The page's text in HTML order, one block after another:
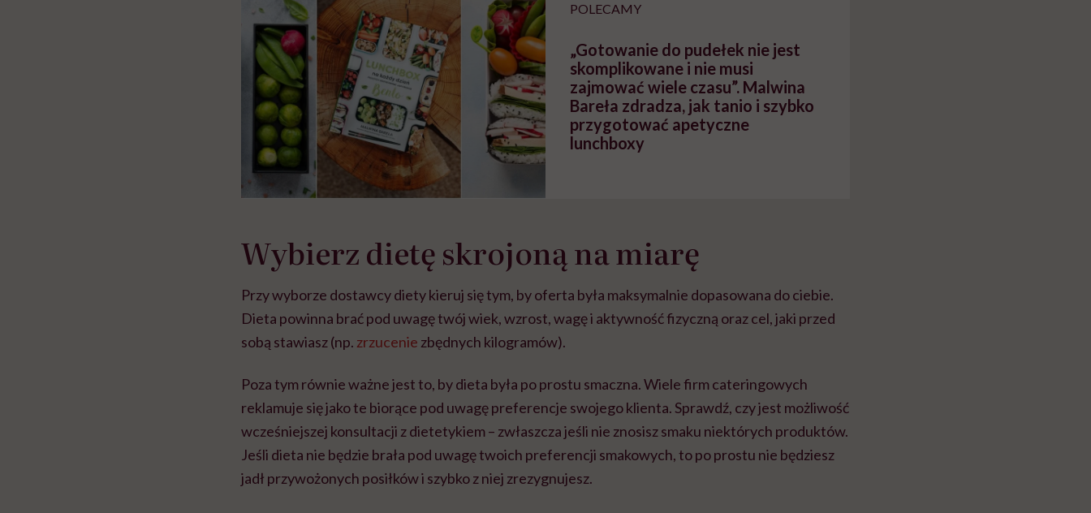
POLECAMY
„Gotowanie do pudełek nie jest
skomplikowane i nie musi
zajmować wiele czasu”. Malwina
Bareła zdradza, jak tanio i szybko
przygotować apetyczne
lunchboxy
Wybierz dietę skrojoną na miarę
Przy wyborze dostawcy diety kieruj się tym, by oferta była maksymalnie dopasowana do ciebie.
Dieta powinna brać pod uwagę twój wiek, wzrost, wagę i aktywność fizyczną oraz cel, jaki przed
sobą stawiasz (np. zrzucenie zbędnych kilogramów).
Poza tym równie ważne jest to, by dieta była po prostu smaczna. Wiele firm cateringowych
reklamuje się jako te biorące pod uwagę preferencje swojego klienta. Sprawdź, czy jest możliwość
wcześniejszej konsultacji z dietetykiem – zwłaszcza jeśli nie znosisz smaku niektórych produktów.
Jeśli dieta nie będzie brała pod uwagę twoich preferencji smakowych, to po prostu nie będziesz
jadł przywożonych posiłków i szybko z niej zrezygnujesz.